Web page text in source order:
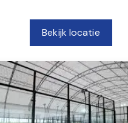
Bekijk locatie